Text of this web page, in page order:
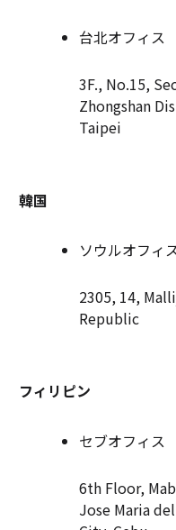
台北オフィス
3F., No.15,
Zhongshan
Taipei
韓国
ソウルオフィ
2305, 14,
Republic
フィリピン
セブオフィス
6th Floor,
Jose Maria